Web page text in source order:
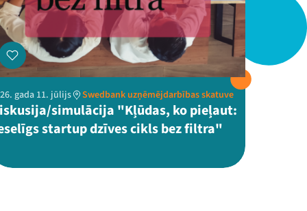
gada 11. jūlijs Swedbank uzņēmējdarbības skatuve
simulācija "Kļūdas, ko pieļaut:
startup dzīves cikls bez filtra"